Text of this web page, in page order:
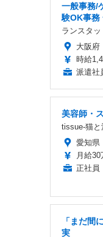
一般事務/
験OK事務
ランスタ
大阪府
時給
派遣社
美容師・
tissue-猫と
愛知県
月給
正社員
「まだ間
実